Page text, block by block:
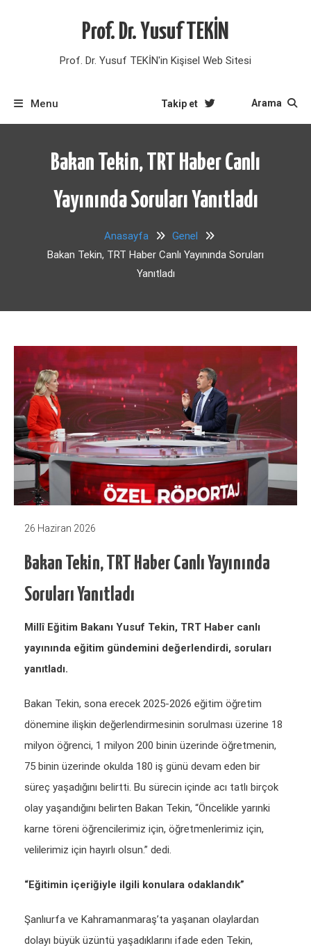
Prof. Dr. Yusuf TEKİN
Prof. Dr. Yusuf TEKİN'in Kişisel Web Sitesi
Menu Takip et Arama
Bakan Tekin, TRT Haber Canlı
Yayınında Soruları Yanıtladı
Anasayfa
Genel
Bakan Tekin, TRT Haber Canlı Yayınında Soruları
Yanıtladı
26 Haziran 2026
Bakan Tekin, TRT Haber Canlı Yayınında
Soruları Yanıtladı
Millî Eğitim Bakanı Yusuf Tekin, TRT Haber canlı
yayınında eğitim gündemini değerlendirdi, soruları
yanıtladı.
Bakan Tekin, sona erecek 2025-2026 eğitim öğretim
dönemine ilişkin değerlendirmesinin sorulması üzerine 18
milyon öğrenci, 1 milyon 200 binin üzerinde öğretmenin,
75 binin üzerinde okulda 180 iş günü devam eden bir
süreç yaşadığını belirtti. Bu sürecin içinde acı tatlı birçok
olay yaşandığını belirten Bakan Tekin, “Öncelikle yarınki
karne töreni öğrencilerimiz için, öğretmenlerimiz için,
velilerimiz için hayırlı olsun.” dedi.
“Eğitimin içeriğiyle ilgili konulara odaklandık”
Şanlıurfa ve Kahramanmaraş’ta yaşanan olaylardan
dolayı büyük üzüntü yaşadıklarını ifade eden Tekin,